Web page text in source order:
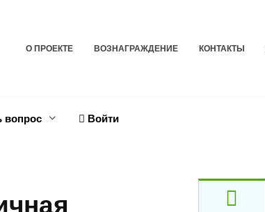
О ПРОЕКТЕ ВОЗНАГРАЖДЕНИЕ КОНТАКТЫ
вопрос Войти